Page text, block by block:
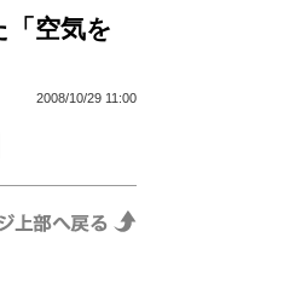
空気を
2008/10/29 11:00